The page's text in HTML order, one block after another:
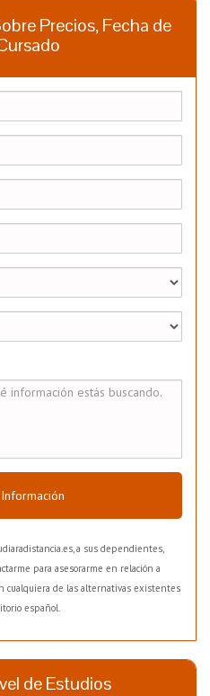
Precios, Fecha de
a sus dependientes,
para asesorarme en relación a
cualquiera de las alternativas existentes
español.
de Estudios